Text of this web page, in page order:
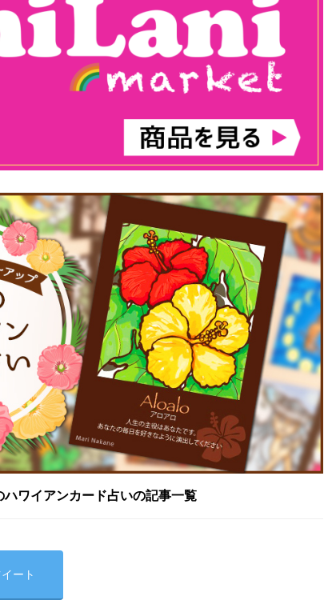
ワイアンカード占いの記事一覧
ート